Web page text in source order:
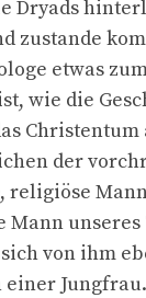
Dryads
zustande
etwas
wie die
der
religiöse
unseres
von ihm
einer